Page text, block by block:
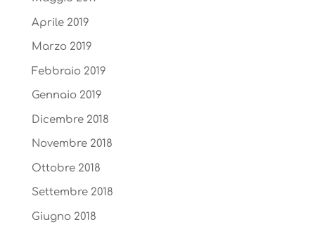
Aprile 2019
Marzo 2019
Febbraio 2019
Gennaio 2019
Dicembre 2018
Novembre 2018
Ottobre 2018
Settembre 2018
Giugno 2018